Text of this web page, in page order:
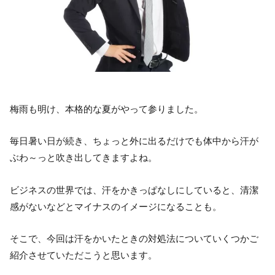
梅雨も明け、本格的な夏がやって参りました。
毎日暑い日が続き、ちょっと外に出るだけでも体中から汗が
ぶわ～っと吹き出してきますよね。
ビジネスの世界では、汗をかきっぱなしにしていると、清潔
感がないなどとマイナスのイメージになることも。
そこで、今回は汗をかいたときの対処法についていくつかご
紹介させていただこうと思います。